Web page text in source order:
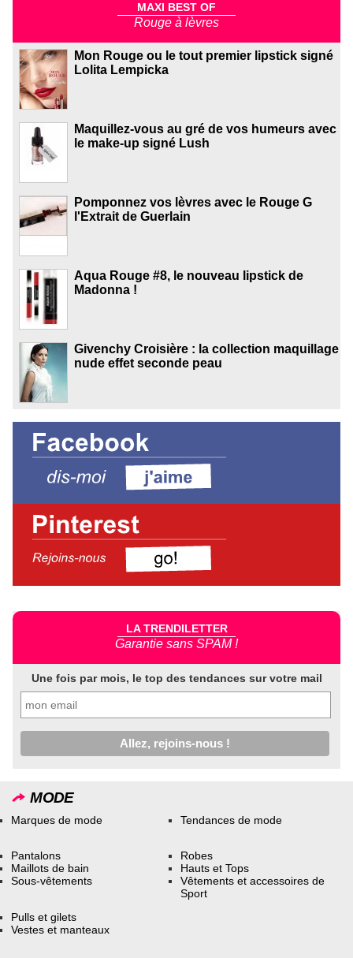
MAXI BEST OF
Rouge à lèvres
Mon Rouge ou le tout premier lipstick signé
Lolita Lempicka
Maquillez-vous au gré de vos humeurs avec
le make-up signé Lush
Pomponnez vos lèvres avec le Rouge G
l'Extrait de Guerlain
Aqua Rouge #8, le nouveau lipstick de
Madonna !
Givenchy Croisière : la collection maquillage
nude effet seconde peau
LA TRENDILETTER
Garantie sans SPAM !
Une fois par mois, le top des tendances sur votre mail
MODE
Marques de mode Tendances de mode
Pantalons
Maillots de bain
Sous-vêtements
Robes
Hauts et Tops
Vêtements et accessoires de
Sport
Pulls et gilets
Vestes et manteaux